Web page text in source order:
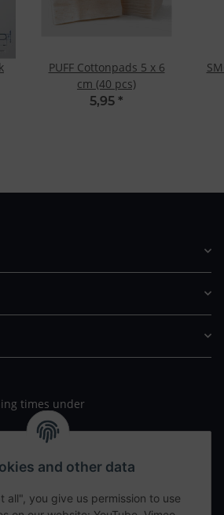
PUFF Cottonpads 5 x 6
cm (40 pcs)
5,95 *
times under
Filialen
and other data
all", you give us permission to use